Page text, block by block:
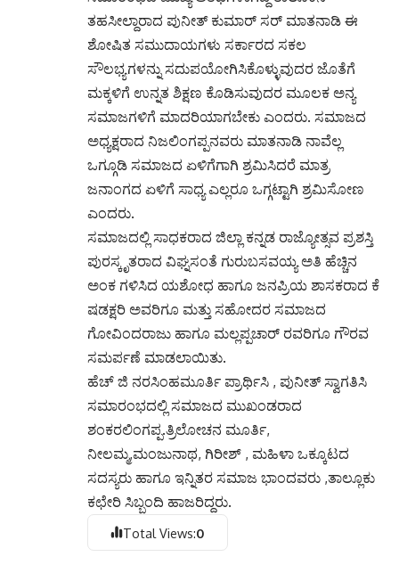
ತಹಸೀಲ್ದಾರಾದ ಪುನೀತ್ ಕುಮಾರ್ ಸರ್ ಮಾತನಾಡಿ ಈ
ಶೋಷಿತ ಸಮುದಾಯಗಳು ಸರ್ಕಾರದ ಸಕಲ
ಸೌಲಭ್ಯಗಳನ್ನು ಸದುಪಯೋಗಿಸಿಕೊಳ್ಳುವುದರ ಜೊತೆಗೆ
ಮಕ್ಕಳಿಗೆ ಉನ್ನತ ಶಿಕ್ಷಣ ಕೊಡಿಸುವುದರ ಮೂಲಕ ಅನ್ಯ
ಸಮಾಜಗಳಿಗೆ ಮಾದರಿಯಾಗಬೇಕು ಎಂದರು. ಸಮಾಜದ
ಅಧ್ಯಕ್ಷರಾದ ನಿಜಲಿಂಗಪ್ಪನವರು ಮಾತನಾಡಿ ನಾವೆಲ್ಲ
ಒಗ್ಗೂಡಿ ಸಮಾಜದ ಏಳಿಗೆಗಾಗಿ ಶ್ರಮಿಸಿದರೆ ಮಾತ್ರ
ಜನಾಂಗದ ಏಳಿಗೆ ಸಾಧ್ಯ ಎಲ್ಲರೂ ಒಗ್ಗಟ್ಟಾಗಿ ಶ್ರಮಿಸೋಣ
ಎಂದರು.
ಸಮಾಜದಲ್ಲಿ ಸಾಧಕರಾದ ಜಿಲ್ಲಾ ಕನ್ನಡ ರಾಜ್ಯೋತ್ಸವ ಪ್ರಶಸ್ತಿ
ಪುರಸ್ಕೃತರಾದ ವಿಘ್ನಸಂತೆ ಗುರುಬಸವಯ್ಯ ಅತಿ ಹೆಚ್ಚಿನ
ಅಂಕ ಗಳಿಸಿದ ಯಶೋಧ ಹಾಗೂ ಜನಪ್ರಿಯ ಶಾಸಕರಾದ ಕೆ
ಷಡಕ್ಷರಿ ಅವರಿಗೂ ಮತ್ತು ಸಹೋದರ ಸಮಾಜದ
ಗೋವಿಂದರಾಜು ಹಾಗೂ ಮಲ್ಲಪ್ಪಚಾರ್ ರವರಿಗೂ ಗೌರವ
ಸಮರ್ಪಣೆ ಮಾಡಲಾಯಿತು.
ಹೆಚ್ ಜಿ ನರಸಿಂಹಮೂರ್ತಿ ಪ್ರಾರ್ಥಿಸಿ , ಪುನೀತ್ ಸ್ವಾಗತಿಸಿ
ಸಮಾರಂಭದಲ್ಲಿ ಸಮಾಜದ ಮುಖಂಡರಾದ
ಶಂಕರಲಿಂಗಪ್ಪ.ತ್ರಿಲೋಚನ ಮೂರ್ತಿ,
ನೀಲಮ್ಮ,ಮಂಜುನಾಥ, ಗಿರೀಶ್ , ಮಹಿಳಾ ಒಕ್ಕೂಟದ
ಸದಸ್ಯರು ಹಾಗೂ ಇನ್ನಿತರ ಸಮಾಜ ಭಾಂದವರು ,ತಾಲ್ಲೂಕು
ಕಛೇರಿ ಸಿಬ್ಬಂದಿ ಹಾಜರಿದ್ದರು.
Total Views:0